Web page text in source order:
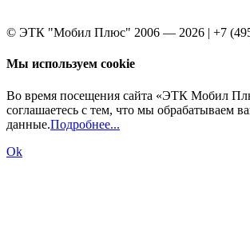
© ЭТК "Мобил Плюс" 2006 — 2026 | +7
Мы используем cookie
Во время посещения сайта «ЭТК Мобил
соглашаетесь с тем, что мы обрабатываем
данные.Подробнее...
Ok